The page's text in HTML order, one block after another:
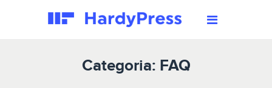
Categoria: FAQ